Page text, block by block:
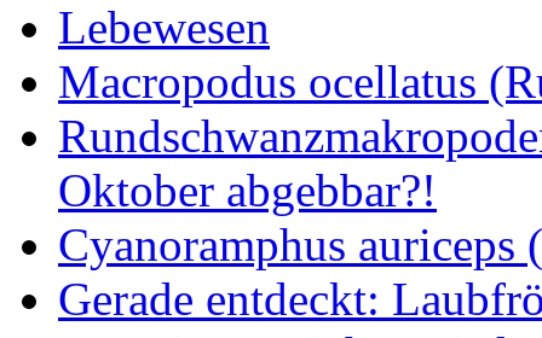
Lebewesen
Macropodus ocellatus
Oktober abgebbar?!
Cyanoramphus
Gerade entdeckt: